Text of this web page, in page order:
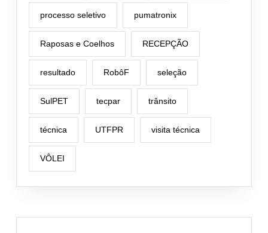
processo seletivo pumatronix
Raposas e Coelhos RECEPÇÃO
resultado RobôF seleção
SulPET tecpar trânsito
técnica UTFPR visita técnica
VÔLEI